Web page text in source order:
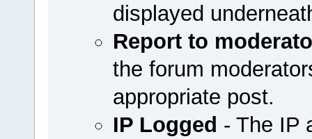
displayed
Report to
the forum
appropriate post.
IP Logged - The IP